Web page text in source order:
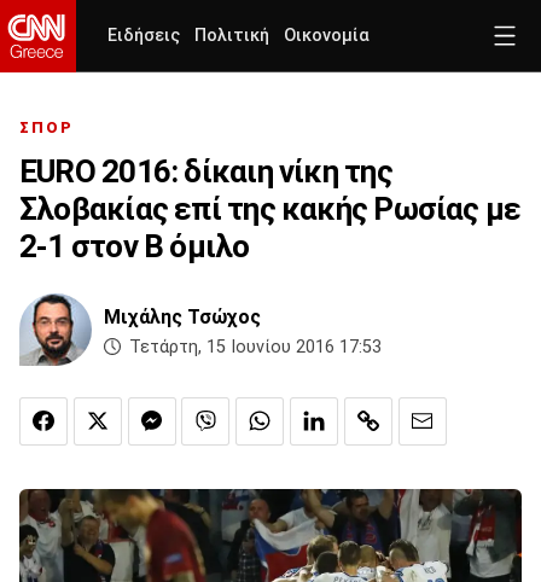
Ειδήσεις Πολιτική Οικονομία
ΣΠΟΡ
EURO 2016: δίκαιη νίκη της
Σλοβακίας επί της κακής Ρωσίας με
2-1 στον Β όμιλο
Μιχάλης Τσώχος
Τετάρτη, 15 Ιουνίου 2016 17:53